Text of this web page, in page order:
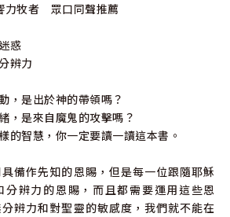
力牧者 眾口同聲推薦
惑
辨力
，是出於神的帶領嗎？
，是來自魔鬼的攻擊嗎？
的智慧，你一定要讀一讀這本書。
備作先知的恩賜，但是每一位跟隨耶穌
分辨力的恩賜，而且都需要運用這些恩
辨力和對聖靈的敏感度，我們就不能在